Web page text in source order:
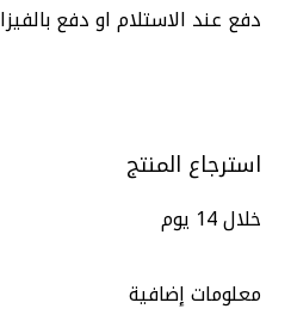
دفع عند الاستلام او دفع بالفيزا
استرجاع المنتج
خلال 14 يوم
معلومات إضافية